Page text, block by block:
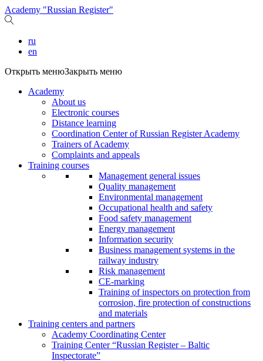
Academy "Russian Register"
ru
en
Открыть менюЗакрыть меню
Academy
About us
Electronic courses
Distance learning
Coordination Center of Russian Register Academy
Trainers of Academy
Complaints and appeals
Training courses
Management general issues
Quality management
Environmental management
Occupational health and safety
Food safety management
Energy management
Information security
Business management systems in the
railway industry
Risk management
CE-marking
Training of inspectors on protection from
corrosion, fire protection of constructions
and materials
Training centers and partners
Academy Coordinating Center
Training Center “Russian Register – Baltic
Inspectorate”